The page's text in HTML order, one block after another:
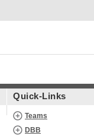
Quick-Links
Teams
DBB